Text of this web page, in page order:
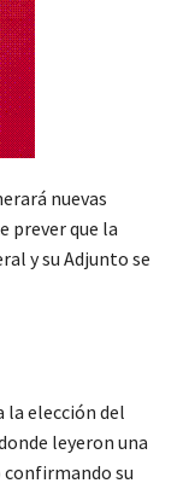
nuevas
prever que la
y su Adjunto se
la elección del
leyeron una
su